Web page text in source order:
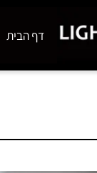
דף הבית חנות